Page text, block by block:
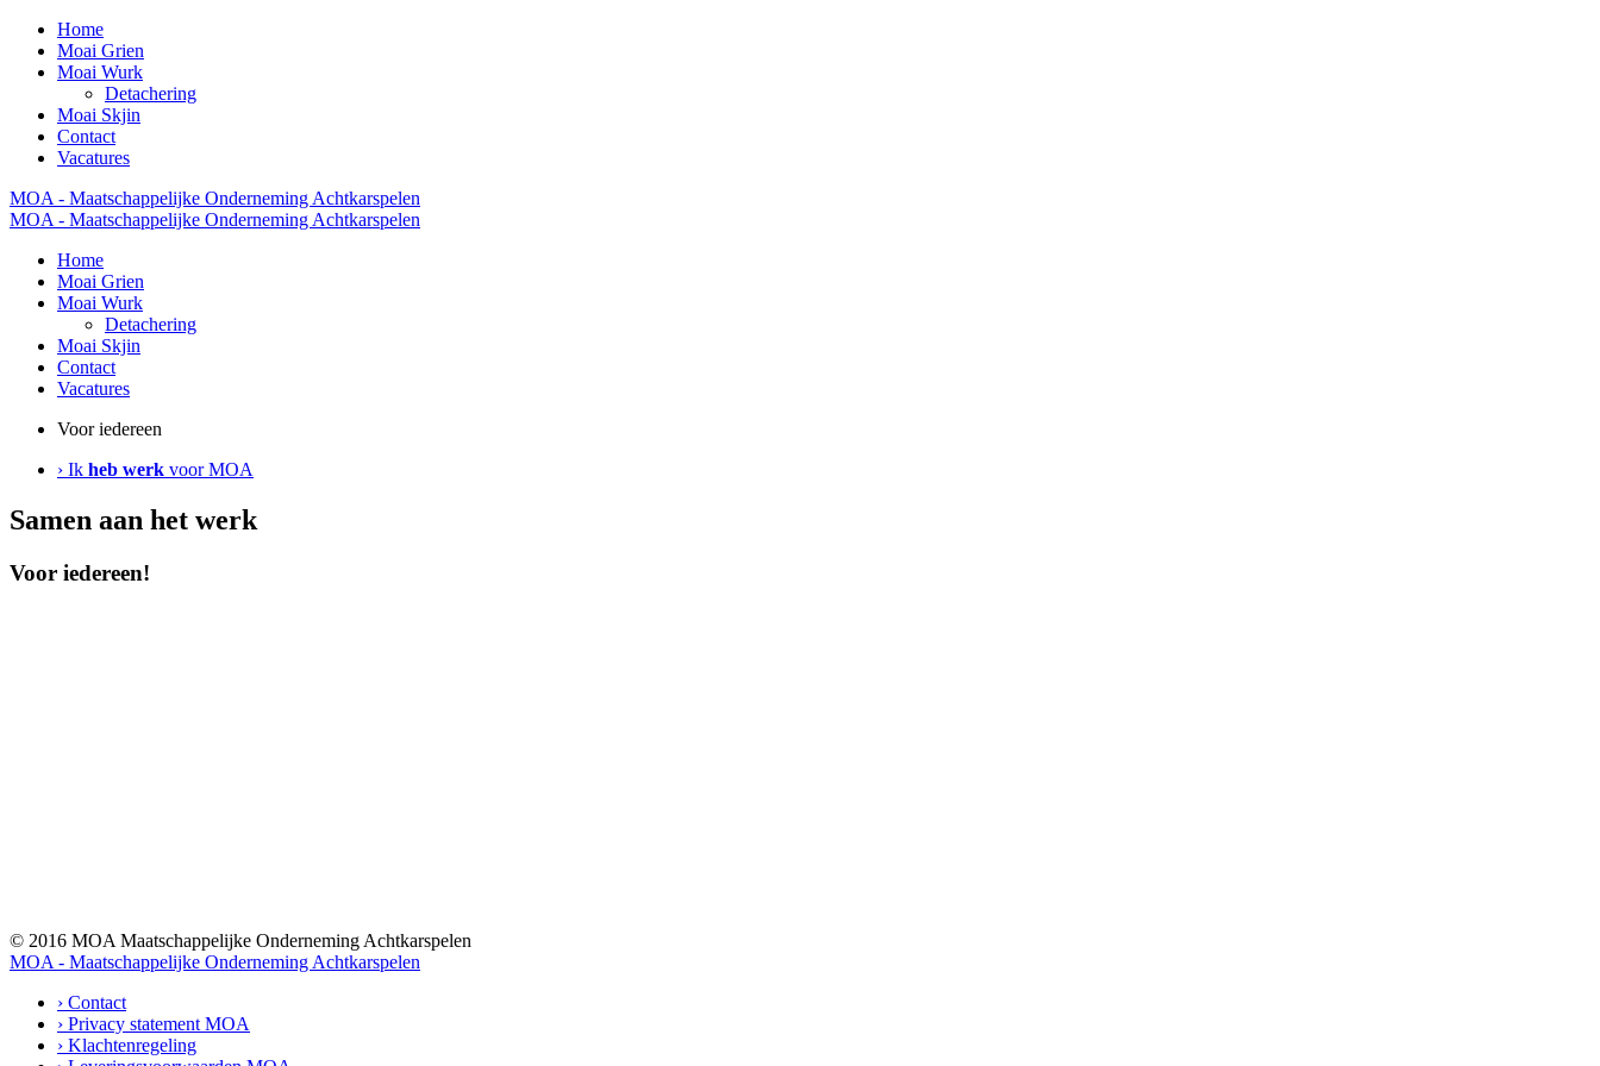
Home
Moai Grien
Moai Wurk
Detachering
Moai Skjin
Contact
Vacatures
MOA - Maatschappelijke Onderneming Achtkarspelen
MOA - Maatschappelijke Onderneming Achtkarspelen
Home
Moai Grien
Moai Wurk
Detachering
Moai Skjin
Contact
Vacatures
Voor iedereen
› Ik heb werk voor MOA
Samen aan het werk
Voor iedereen!
© 2016 MOA Maatschappelijke Onderneming Achtkarspelen
MOA - Maatschappelijke Onderneming Achtkarspelen
› Contact
› Privacy statement MOA
› Klachtenregeling